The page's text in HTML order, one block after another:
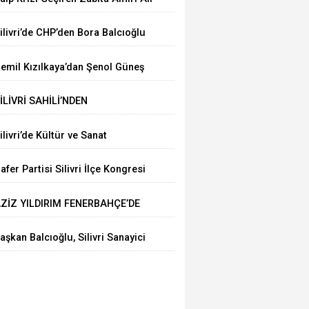
CHP’den Bora Balcıoğlu
Kızılkaya’dan Şenol Güneş
SAHİLİ’NDEN
Kültür ve Sanat
Olacağız”
Partisi Silivri İlçe Kongresi
YILDIRIM FENERBAHÇE’DE
Balcıoğlu, Silivri Sanayici